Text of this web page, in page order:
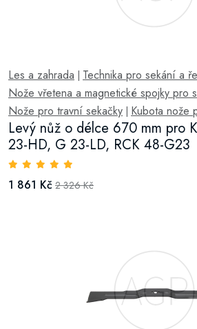
Les a zahrada Technika pro sekání a
Nože vřetena a magnetické spojky pro
Nože pro travní sekačky Kubota nože
Levý nůž o délce 670 mm pro
23-HD, G 23-LD, RCK 48-G23
1 861 Kč 2 326 Kč